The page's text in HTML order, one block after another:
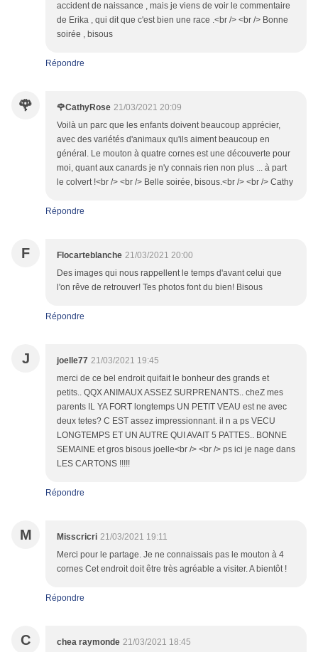
accident de naissance , mais je viens de voir le commentaire
de Erika , qui dit que c'est bien une race .<br /> <br /> Bonne
soirée , bisous
Répondre
🌹 🌹CathyRose 21/03/2021 20:09
Voilà un parc que les enfants doivent beaucoup apprécier,
avec des variétés d'animaux qu'ils aiment beaucoup en
général. Le mouton à quatre cornes est une découverte pour
moi, quant aux canards je n'y connais rien non plus ... à part
le colvert !<br /> <br /> Belle soirée, bisous.<br /> <br /> Cathy
Répondre
F Flocarteblanche 21/03/2021 20:00
Des images qui nous rappellent le temps d'avant celui que
l'on rêve de retrouver! Tes photos font du bien! Bisous
Répondre
J joelle77 21/03/2021 19:45
merci de ce bel endroit quifait le bonheur des grands et
petits.. QQX ANIMAUX ASSEZ SURPRENANTS.. cheZ mes
parents IL YA FORT longtemps UN PETIT VEAU est ne avec
deux tetes? C EST assez impressionnant. il n a ps VECU
LONGTEMPS ET UN AUTRE QUI AVAIT 5 PATTES.. BONNE
SEMAINE et gros bisous joelle<br /> <br /> ps ici je nage dans
LES CARTONS !!!!!
Répondre
M Misscricri 21/03/2021 19:11
Merci pour le partage. Je ne connaissais pas le mouton à 4
cornes Cet endroit doit être très agréable a visiter. A bientôt !
Répondre
C chea raymonde 21/03/2021 18:45